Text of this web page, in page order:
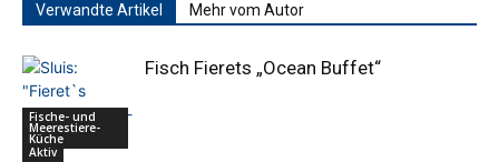
Verwandte Artikel Mehr vom Autor
Fische- und
Meerestiere-
Küche
Fisch Fierets „Ocean Buffet“
Aktiv